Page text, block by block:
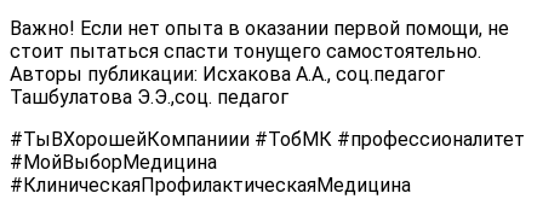
Важно! Если нет опыта в оказании первой помощи, не
стоит пытаться спасти тонущего самостоятельно.
Авторы публикации: Исхакова А.А., соц.педагог
Ташбулатова Э.Э.,соц. педагог
#ТыВХорошейКомпаниии #ТобМК #профессионалитет
#МойВыборМедицина
#КлиническаяПрофилактическаяМедицина